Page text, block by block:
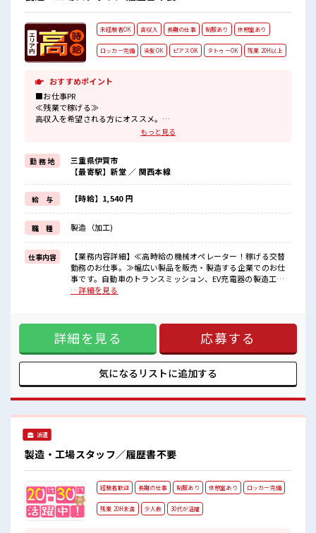
未経験者OK 高収入 長期の仕事 制服あり 休憩室あり
ロッカー完備 染髪OK ピアスOK タトゥーOK 残業 20H以上
おすすめポイント
■お仕事PR
≪残業で稼げる≫
高収入を希望される方にオススメ。
残業は月20時間以上あります♪
明るすぎたり奇抜でなければ基本的に自由！
(規定有)≪機能的な制服アリ≫
制服があるので、
毎日の服装の悩み解消♪
≪未経験の方も大カンゲイ≫
新しいことにチャレンジするのは不安だけど、
しっかり働く環境が整っています！
イチからスキルUP・ステップUP目指していきましょう！
≪収入アップを目指せる≫
高時給だらけの派遣のお仕事です！
■職場の雰囲気
髪型・髪色自由♪
休憩室でホッと一息リフレッシュ！
職場にはロッカー完備！
私物の置きすぎには注意が必要ですね★
もっと見る
勤 務 地
三重県伊賀市
【最寄駅】新堂 ／ 関西本線
給 与 【時給】1,540 円
職 種 製造（加工)
仕事内容
【業務内容詳細】≪高時給の機械オペレーター！稼げる交替
勤務のお仕事。≫幅広い製品を販売・製造する企業でのお仕
事です。自動車のトランスミッション、EV充電器の製造工程
で機械オペレーター工程をお任せします！★日勤のみでも相
収入を希望される方にオススメ。 残業は月20時間以上ありま
す♪ ≪ヘアカラーOKで自由な雰囲気の職場≫ 明るすぎたり
奇抜でなければ基本的に自由！ (規定有)≪機能的な制服アリ
≫ 制服があるので、 毎日の服装の悩み解消♪ ≪未経験の方も
大カンゲイ≫ 新しいことにチャレンジするのは不安だけど、
しっかり働く環境が整っています！ イチからスキルUP・ステ
時給だらけの派遣のお仕事です！ ■職場の雰囲気 髪型・髪色
自由♪ 派手過ぎなければOKだから、 モチベーションもUP！
…詳細を見る
詳細を見る 応募する
気になるリストに追加する
派遣
製造・工場スタッフ／履歴書不要
経験者歓迎 長期の仕事 制服あり 休憩室あり ロッカー完備
残業 20H未満 少人数 30代が活躍